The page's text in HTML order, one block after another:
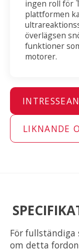
ingen roll för
plattformen
överlägsen
funktioner
motorer.
LIKNANDE
För
om detta